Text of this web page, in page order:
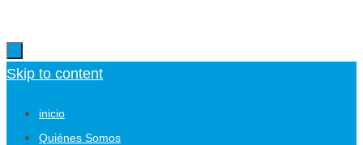
Skip to content
inicio
Quiénes Somos